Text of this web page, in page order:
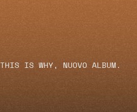
THIS IS WHY, NUOVO ALBUM.